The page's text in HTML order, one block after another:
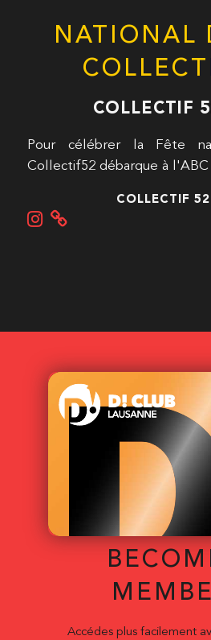
NATIONAL
COLLECTIF
Pour célébrer la Fête
Collectif52 débarque à l'ABC
COLLECTIF 52
Accédes plus facilement